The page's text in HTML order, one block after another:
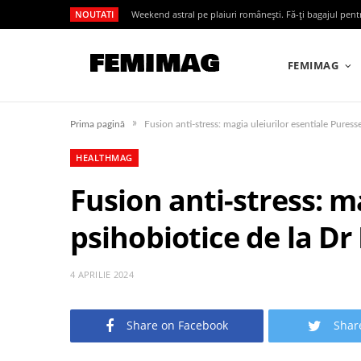
NOUTATI Weekend astral pe plaiuri românești. Fă-ți bagajul
FEMIMAG
Prima pagină » Fusion anti-stress: magia uleiurilor esentiale
HEALTHMAG
Fusion anti-stress:
psihobiotice de la
4 APRILIE 2024
Share on Facebook